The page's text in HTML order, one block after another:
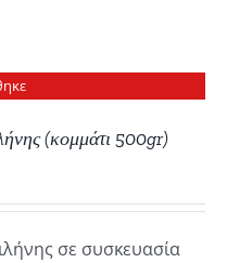
(κομμάτι 500gr)
σε συσκευασία